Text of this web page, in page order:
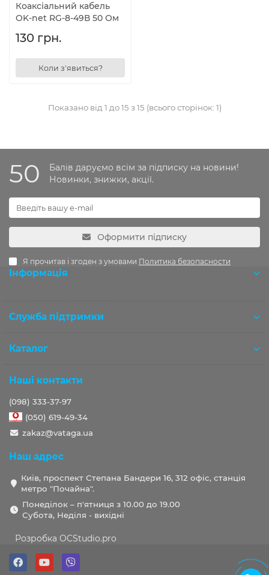
Коаксіальний кабель
OK-net RG-8-49В 50 Ом
130 грн.
Коли з'явиться?
Показано від 1 до 15 з 15 (всього сторінок: 1)
50
Балів даруємо всім за підписку на новини!
Новинки, знижки, акції.
Оформити підписку
Я прочитав і згоден з умовами Политика безопасности
Інформація
Служба підтримки
Каталог
Наші контакти
(098) 333-37-97
(050) 619-49-34
zakaz@vataga.ua
Наш адрес
Київ, проспект Степана Бандери 16, 312 офіс, станція
метро "Почайна".
Понеділок – п'ятниця з 10.00 до 19.00
Субота, Неділя - вихідні
Розробка OCStudio.pro